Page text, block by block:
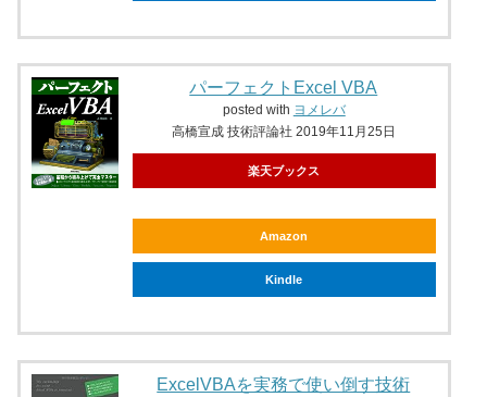
パーフェクトExcel VBA
posted with ヨメレバ
高橋宣成 技術評論社 2019年11月25日
楽天ブックス
Amazon
Kindle
ExcelVBAを実務で使い倒す技術